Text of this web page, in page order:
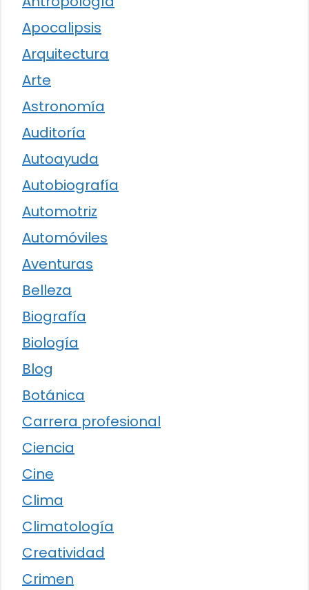
Apocalipsis
Arquitectura
Arte
Astronomía
Auditoría
Autoayuda
Autobiografía
Automotriz
Automóviles
Aventuras
Belleza
Biografía
Biología
Blog
Botánica
Carrera profesional
Ciencia
Cine
Clima
Climatología
Creatividad
Crimen